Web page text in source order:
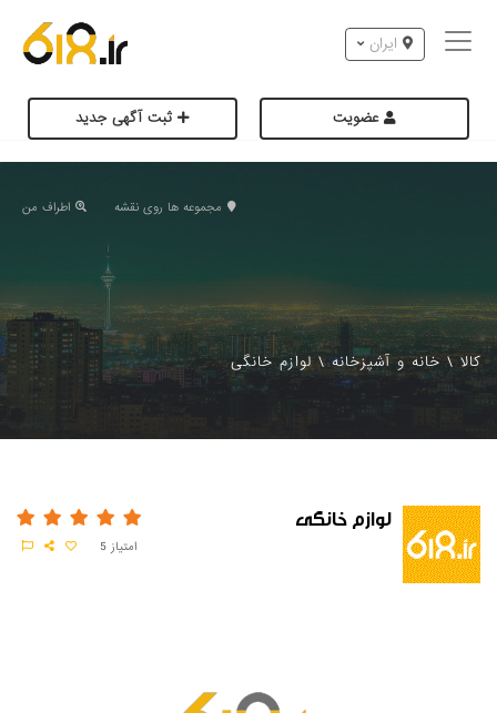
ایران
عضویت ثبت آگهی جدید
مجموعه ها روی نقشه اطراف من
کالا\خانه و آشپزخانه\لوازم خانگی
لوازم خانگی
امتیاز 5